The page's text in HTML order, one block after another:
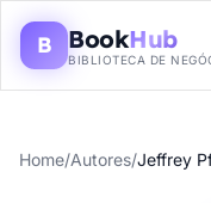
B BookHub
BIBLIOTECA DE
Home/Autores/Jeffrey